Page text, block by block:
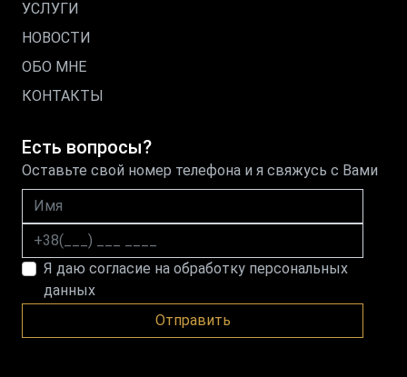
УСЛУГИ
НОВОСТИ
ОБО МНЕ
КОНТАКТЫ
Есть вопросы?
Оставьте свой номер телефона и я свяжусь с Вами
Имя
Номер телефона
Я даю согласие на обработку персональных
данных
Отправить